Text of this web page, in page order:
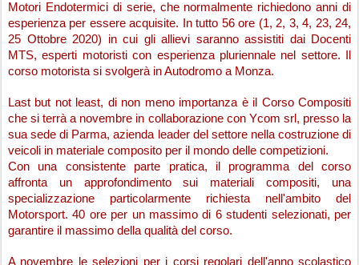
Motori Endotermici di serie, che normalmente richiedono anni di
esperienza per essere acquisite. In tutto 56 ore (1, 2, 3, 4, 23, 24,
25 Ottobre 2020) in cui gli allievi saranno assistiti dai Docenti
MTS, esperti motoristi con esperienza pluriennale nel settore. Il
corso motorista si svolgerà in Autodromo a Monza.
Last but not least, di non meno importanza è il Corso Compositi
che si terrà a novembre in collaborazione con Ycom srl, presso la
sua sede di Parma, azienda leader del settore nella costruzione di
veicoli in materiale composito p​er il mondo delle competizioni.
Con una consistente parte pratica, il programma del corso
affronta un approfondimento sui materiali compositi, una
specializzazione particolarmente richiesta nell'ambito del
Motorsport. 40 ore per un massimo di 6 studenti selezionati, per
garantire il massimo della qualità del corso.
A novembre le selezioni per i corsi regolari dell'anno scolastico